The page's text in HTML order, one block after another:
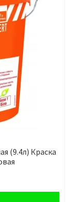
(9.4л) Краска